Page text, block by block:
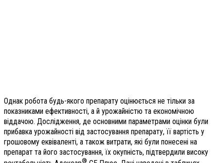
Однак робота будь-якого препарату оцінюється не тільки за
показниками ефективності, а й урожайністю та економічною
віддачою. Дослідження, де основними параметрами оцінки були
прибавка урожайності від застосування препарату, її вартість у
грошовому еквіваленті, а також витрати, які були понесені на
препарат та його застосування, їх окупність, підтвердили високу
®